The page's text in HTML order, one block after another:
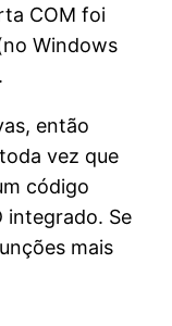
COM foi
Windows
então
vez que
código
integrado. Se
mais